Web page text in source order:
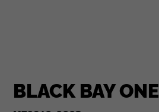
BLACK BAY ONE